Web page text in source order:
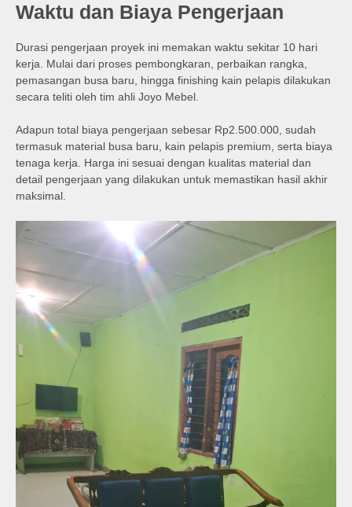
Waktu dan Biaya Pengerjaan
Durasi pengerjaan proyek ini memakan waktu sekitar 10 hari
kerja. Mulai dari proses pembongkaran, perbaikan rangka,
pemasangan busa baru, hingga finishing kain pelapis dilakukan
secara teliti oleh tim ahli Joyo Mebel.
Adapun total biaya pengerjaan sebesar Rp2.500.000, sudah
termasuk material busa baru, kain pelapis premium, serta biaya
tenaga kerja. Harga ini sesuai dengan kualitas material dan
detail pengerjaan yang dilakukan untuk memastikan hasil akhir
maksimal.